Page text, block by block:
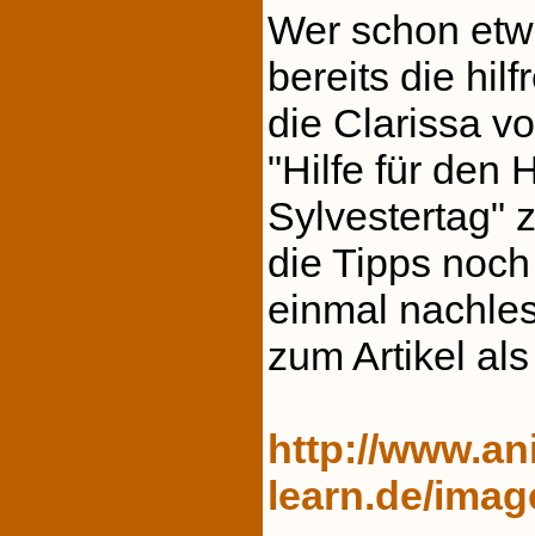
Wer schon
bereits die
die Clarissa
"Hilfe für den
Sylvestertag"
die Tipps
einmal
zum Artikel
http://
learn.de/